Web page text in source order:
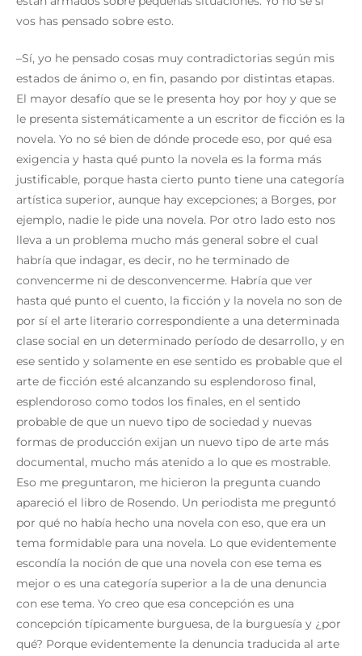
vos has pensado sobre esto.
–Sí, yo he pensado cosas muy contradictorias según mis
estados de ánimo o, en fin, pasando por distintas etapas.
El mayor desafío que se le presenta hoy por hoy y que se
le presenta sistemáticamente a un escritor de ficción es la
novela. Yo no sé bien de dónde procede eso, por qué esa
exigencia y hasta qué punto la novela es la forma más
justificable, porque hasta cierto punto tiene una categoría
artística superior, aunque hay excepciones; a Borges, por
ejemplo, nadie le pide una novela. Por otro lado esto nos
lleva a un problema mucho más general sobre el cual
habría que indagar, es decir, no he terminado de
convencerme ni de desconvencerme. Habría que ver
hasta qué punto el cuento, la ficción y la novela no son de
por sí el arte literario correspondiente a una determinada
clase social en un determinado período de desarrollo, y en
ese sentido y solamente en ese sentido es probable que el
arte de ficción esté alcanzando su esplendoroso final,
esplendoroso como todos los finales, en el sentido
probable de que un nuevo tipo de sociedad y nuevas
formas de producción exijan un nuevo tipo de arte más
documental, mucho más atenido a lo que es mostrable.
Eso me preguntaron, me hicieron la pregunta cuando
apareció el libro de Rosendo. Un periodista me preguntó
por qué no había hecho una novela con eso, que era un
tema formidable para una novela. Lo que evidentemente
escondía la noción de que una novela con ese tema es
mejor o es una categoría superior a la de una denuncia
con ese tema. Yo creo que esa concepción es una
concepción típicamente burguesa, de la burguesía y ¿por
qué? Porque evidentemente la denuncia traducida al arte